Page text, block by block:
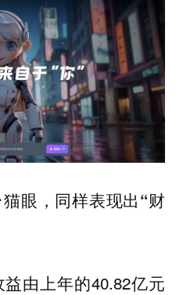
眼，同样表现出“财
由上年的40.82亿元